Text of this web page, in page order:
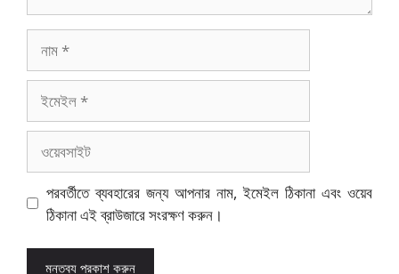
ইমেইল
পরবর্তীতে ব্যবহারের জন্য আপনার নাম, ইমেইল ঠিকানা এবং ওয়েব
ঠিকানা এই ব্রাউজারে সংরক্ষণ করুন।